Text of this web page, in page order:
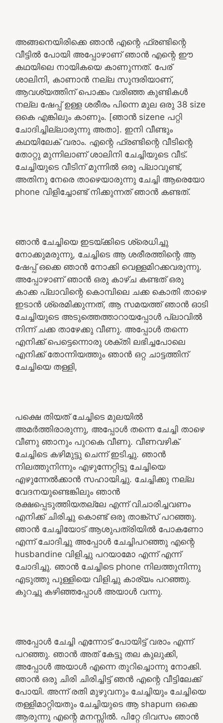
അങ്ങനെയിരിക്കെ ഞാൻ എന്റെ ഫ്രണ്ടിന്റെ
വീട്ടിൽ പോയി അപ്പോഴാണ് ഞാൻ എന്റെ ഈ
കഥയിലെ നായികയെ കാണുന്നത്. പേര്
ശാലിനി, കാണാൻ നല്ല സുന്ദരിയാണ്,
ആവശ്യത്തിന് പൊക്കം വരിഞ്ഞ കുണ്ടികൾ
നല്ല ഷേപ്പ് ഉള്ള ശരീരം പിന്നെ മുല ഒരു 38 size
ഒകെ എങ്കിലും കാണും. [ഞാൻ sizene പറ്റി
ചോദിച്ചില്ലാരുന്നു അതാ]. ഇനി വീണ്ടും
കഥയിലേക് വരാം. എന്റെ ഫ്രണ്ടിന്റെ വീടിന്റെ
തോറ്റു മുന്നിലാണ് ശാലിനി ചേച്ചിയുടെ വീട്.
ചേച്ചിയുടെ വീടിന് മുന്നിൽ ഒരു പ്ലാവുണ്ട്,
അതിനു നേരെ താഴെയാരുന്നു ചേച്ചി ആരെയോ
phone വിളിച്ചോണ്ട് നിക്കുന്നത് ഞാൻ കണ്ടത്.
ഞാൻ ചേച്ചിയെ ഇടയ്ക്കിടെ ശ്രെധിച്ചു
നോക്കുമരുന്നു, ചേച്ചിടെ ആ ശരീരത്തിന്റെ ആ
ഷേപ്പ് ഒക്കെ ഞാൻ നോക്കി വെള്ളമിറക്കവരുന്നു.
അപ്പോഴാണ് ഞാൻ ഒരു കാഴ്ച കണ്ടത് ഒരു
കാക്ക പ്ലാവിന്റെ കൊമ്പിലെ ചക്ക കൊതി താഴെ
ഇടാൻ ശ്രെമിക്കുന്നത്, ആ സമയത്ത് ഞാൻ ഓടി
ചേച്ചിയുടെ അടുത്തെത്താറായപ്പോൾ പ്ലാവിൽ
നിന്ന് ചക്ക താഴേക്കു വീണു. അപ്പോൾ തന്നെ
എനിക്ക് പെട്ടെന്നൊരു ശക്തി ലഭിച്ചപോലെ
എനിക്ക് തോന്നിയത്തും ഞാൻ ഒറ്റ ചാട്ടത്തിന്
ചേച്ചിയെ തള്ളി,
പക്ഷെ തിയത് ചേച്ചിടെ മുലയിൽ
അമർത്തിരാരുന്നു, അപ്പോൾ തന്നെ ചേച്ചി താഴെ
വീണു ഞാനും പുറകെ വീണു. വീണവഴിക്
ചേച്ചിടെ കഴിമുട്ടു ചെന്ന് ഇടിച്ചു. ഞാൻ
നിലത്തുനിന്നും എഴുന്നേറ്റിട്ടു ചേച്ചിയെ
എഴുന്നേൽക്കാൻ സഹായിച്ചു. ചേച്ചിക്കു നല്ല
വേദനയുണ്ടെങ്കിലും ഞാൻ
രക്ഷപ്പെടുത്തിയതല്ലേ എന്ന് വിചാരിച്ചവണം
എനിക്ക് ചിരിച്ചു കൊണ്ട് ഒരു താങ്ക്സ് പറഞ്ഞു.
ഞാൻ ചേച്ചിയോട് ആശുപത്രിയിൽ പോകണോ
എന്ന് ചോദിച്ചു അപ്പോൾ ചേച്ചിപറഞ്ഞു എന്റെ
husbandine വിളിച്ചു പറയാമോ എന്ന് എന്ന്
ചോദിച്ചു. ഞാൻ ചേച്ചിടെ phone നിലത്തുനിന്നു
എടുത്തു പുള്ളിയെ വിളിച്ചു കാര്യം പറഞ്ഞു.
കുറച്ചു കഴിഞ്ഞപ്പോൾ അയാൾ വന്നു.
അപ്പോൾ ചേച്ചി എന്നോട് പോയിട്ട് വരാം എന്ന്
പറഞ്ഞു. ഞാൻ അത് കേട്ടു തല കുലുക്കി,
അപ്പോൾ അയാൾ എന്നെ തുറിച്ചൊന്നു നോക്കി.
ഞാൻ ഒരു ചിരി ചിരിച്ചിട്ട് ഞൻ എന്റെ വീട്ടിലേക്ക്
പോയി. അന്ന് രതി മുഴുവനും ചേച്ചിയും ചേച്ചിയെ
തള്ളിമാറ്റിയതും ചേച്ചിയുടെ ആ shapum ഒക്കെ
ആരുന്നു എന്റെ മനസ്സിൽ. പിറ്റേ ദിവസം ഞാൻ